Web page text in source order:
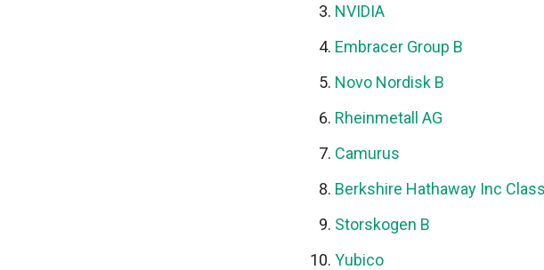
NVIDIA
Embracer Group B
Novo Nordisk B
Rheinmetall AG
Camurus
Berkshire Hathaway Inc
Storskogen B
Yubico